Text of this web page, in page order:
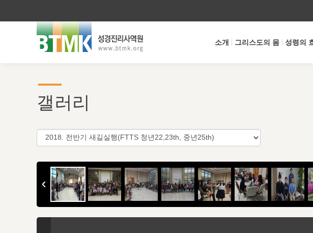
소개 그리스도의 몸 성령의
갤러리